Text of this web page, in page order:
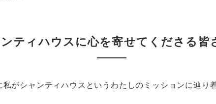
ティハウスに心を寄せてくださる皆
がシャンティハウスというわたしのミッションに辿り